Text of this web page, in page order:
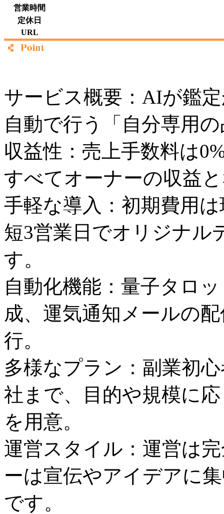
営業時間
定休日
URL
サービス概要：AIが鑑
自動で行う「自分専用
収益性：売上手数料は
すべてオーナーの収益
手軽な導入：初期費用
短3営業日でオリジナル
す。
自動化機能：量子タロ
成、運気通知メールの
行。
多様なプラン：副業初
社まで、目的や規模に
を用意。
運営スタイル：運営は
ーは宣伝やアイデアに
です。